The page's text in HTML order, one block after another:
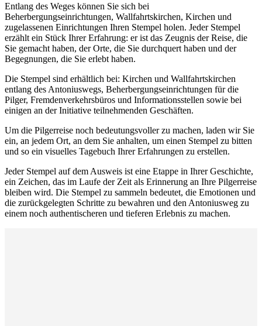
Entlang des Weges können Sie sich bei
Beherbergungseinrichtungen, Wallfahrtskirchen, Kirchen und
zugelassenen Einrichtungen Ihren Stempel holen. Jeder Stempel
erzählt ein Stück Ihrer Erfahrung: er ist das Zeugnis der Reise, die
Sie gemacht haben, der Orte, die Sie durchquert haben und der
Begegnungen, die Sie erlebt haben.
Die Stempel sind erhältlich bei: Kirchen und Wallfahrtskirchen
entlang des Antoniuswegs, Beherbergungseinrichtungen für die
Pilger, Fremdenverkehrsbüros und Informationsstellen sowie bei
einigen an der Initiative teilnehmenden Geschäften.
Um die Pilgerreise noch bedeutungsvoller zu machen, laden wir Sie
ein, an jedem Ort, an dem Sie anhalten, um einen Stempel zu bitten
und so ein visuelles Tagebuch Ihrer Erfahrungen zu erstellen.
Jeder Stempel auf dem Ausweis ist eine Etappe in Ihrer Geschichte,
ein Zeichen, das im Laufe der Zeit als Erinnerung an Ihre Pilgerreise
bleiben wird. Die Stempel zu sammeln bedeutet, die Emotionen und
die zurückgelegten Schritte zu bewahren und den Antoniusweg zu
einem noch authentischeren und tieferen Erlebnis zu machen.